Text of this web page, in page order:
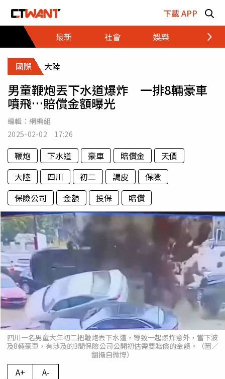
下載 APP
最新
社會 娛樂 財經
國際 大陸
男童鞭炮丟下水道爆炸 一排8輛豪車
噴飛…賠償金額曝光
編輯： 網編組
2025-02-02 17:26
鞭炮 下水道 豪車 賠償金
天價
大陸
四川 初二 調皮
保險
保險公司
金額 投保 賠償
四川一名男童大年初二把鞭炮丟下水道，導致一起爆炸意外，當下波
及8輛豪車，有涉及的3間保險公司公開初估需要賠償的金額。（圖／
翻攝自微博）
A+ A-